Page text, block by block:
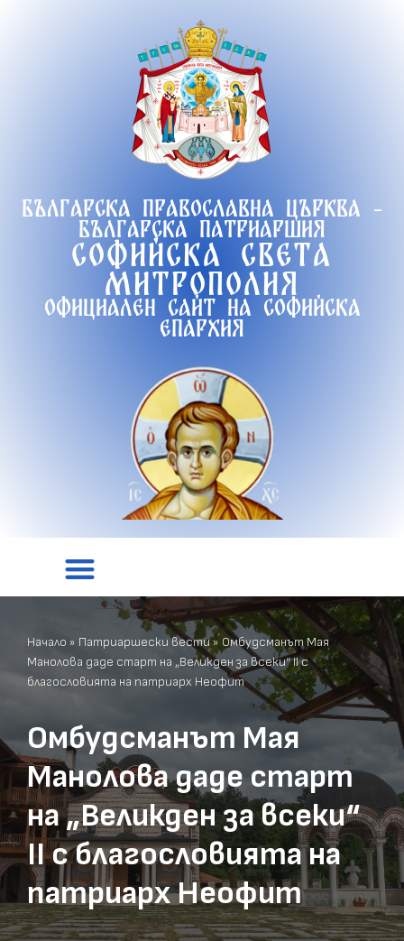
Българска православна църква -
Българска патриаршия
Софийска света
митрополия
Официален сайт на софийска
епархия
Начало » Патриаршески вести» Омбудсманът Мая
Манолова даде старт на „Великден за всеки“ II с
благословията на патриарх Неофит
Омбудсманът Мая
Манолова даде старт
на „Великден за всеки“
II с благословията на
патриарх Неофит